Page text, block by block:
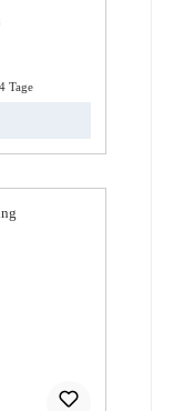
Tage